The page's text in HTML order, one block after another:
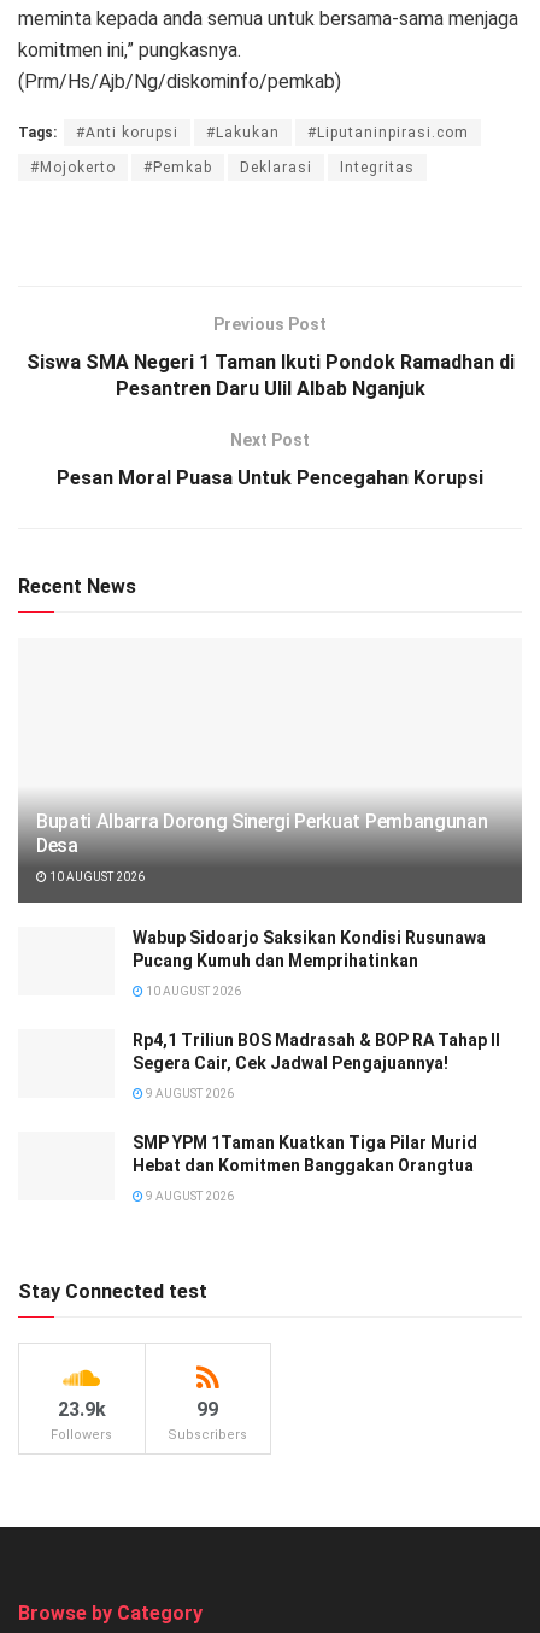
meminta kepada anda semua untuk bersama-sama menjaga
komitmen ini,” pungkasnya.
(Prm/Hs/Ajb/Ng/diskominfo/pemkab)
Tags: #Anti korupsi #Lakukan #Liputaninpirasi.com
#Mojokerto #Pemkab Deklarasi Integritas
Previous Post
Siswa SMA Negeri 1 Taman Ikuti Pondok Ramadhan di
Pesantren Daru Ulil Albab Nganjuk
Next Post
Pesan Moral Puasa Untuk Pencegahan Korupsi
Recent News
Bupati Albarra Dorong Sinergi Perkuat Pembangunan
Desa
10 AUGUST 2026
Wabup Sidoarjo Saksikan Kondisi Rusunawa
Pucang Kumuh dan Memprihatinkan
10 AUGUST 2026
Rp4,1 Triliun BOS Madrasah & BOP RA Tahap II
Segera Cair, Cek Jadwal Pengajuannya!
9 AUGUST 2026
SMP YPM 1Taman Kuatkan Tiga Pilar Murid
Hebat dan Komitmen Banggakan Orangtua
9 AUGUST 2026
Stay Connected test
23.9k
Followers
99
Subscribers
Browse by Category